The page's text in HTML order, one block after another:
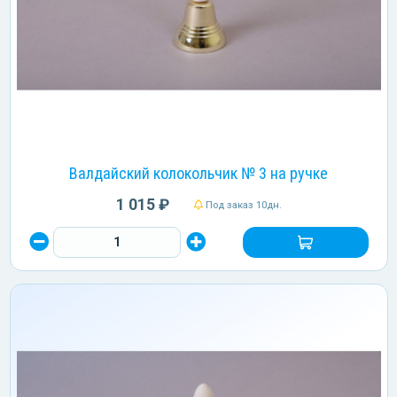
Валдайский колокольчик № 3 на ручке
1 015 ₽ Под заказ 10дн.